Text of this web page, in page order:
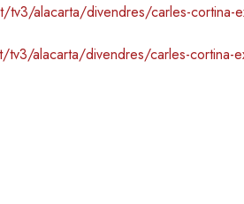
tv3/alacarta/divendres/carles-cortina-
alacarta/divendres/carles-cortina-